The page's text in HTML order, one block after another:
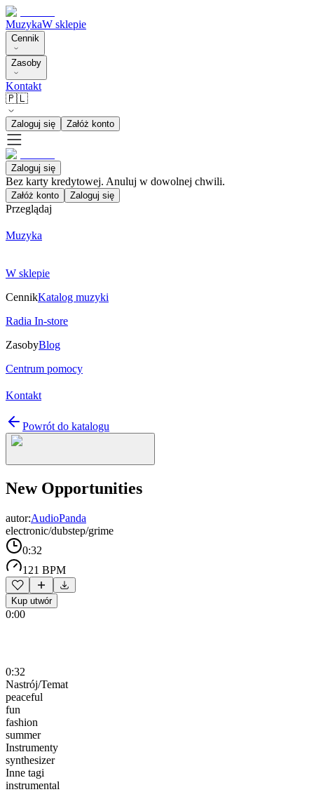
MuzykaW sklepie
Cennik
Zasoby
Kontakt
🇵🇱
Zaloguj się Załóż konto
Zaloguj się
Bez karty kredytowej. Anuluj w dowolnej chwili.
Załóż konto Zaloguj się
Przeglądaj
Muzyka
W sklepie
CennikKatalog muzyki
Radia In-store
ZasobyBlog
Centrum pomocy
Kontakt
Powrót do katalogu
New Opportunities
autor:AudioPanda
electronic/dubstep/grime
0:32
121 BPM
Kup utwór
0:00
0:32
Nastrój/Temat
peaceful
fun
fashion
summer
Instrumenty
synthesizer
Inne tagi
instrumental